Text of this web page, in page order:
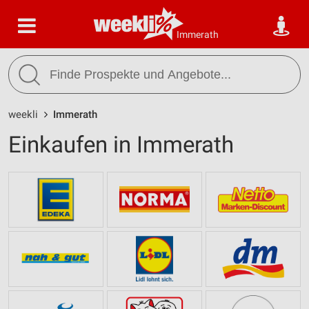
Immerath
weekli Immerath
Einkaufen in Immerath